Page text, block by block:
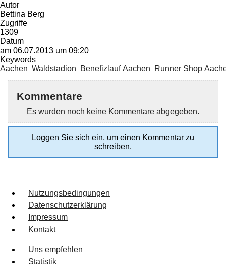
Autor
Bettina Berg
Zugriffe
1309
Datum
am 06.07.2013 um 09:20
Keywords
Aachen Waldstadion Benefizlauf Aachen Runner Shop
Kommentare
Es wurden noch keine Kommentare abgegeben.
Loggen Sie sich ein, um einen Kommentar zu
schreiben.
Nutzungsbedingungen
Datenschutzerklärung
Impressum
Kontakt
Uns empfehlen
Statistik